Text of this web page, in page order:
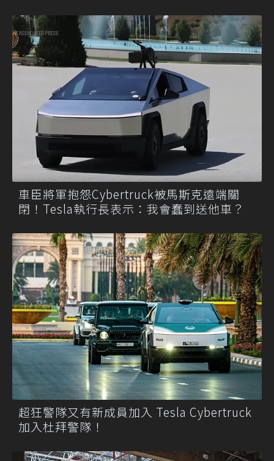
車臣將軍抱怨Cybertruck被馬斯克遠端關
閉！Tesla執行長表示：我會蠢到送他車？
超狂警隊又有新成員加入 Tesla Cybertruck
加入杜拜警隊！